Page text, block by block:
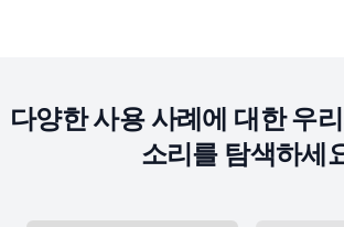
다양한 사용 사례에 대한 우
소리를 탐색하세